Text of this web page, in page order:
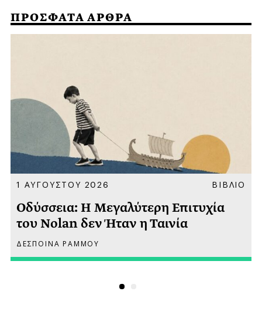
ΠΡΟΣΦΑΤΑ ΑΡΘΡΑ
1 ΑΥΓΟΥΣΤΟΥ 2026 ΒΙΒΛΙΟ
Οδύσσεια: Η Μεγαλύτερη Επιτυχία
του Nolan δεν Ήταν η Ταινία
ΔΕΣΠΟΙΝΑ ΡΑΜΜΟΥ